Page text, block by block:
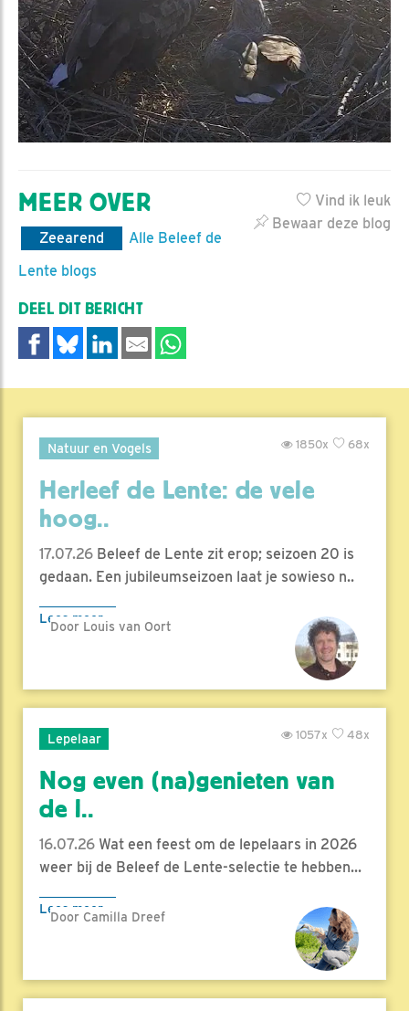
Vind ik leuk
Bewaar deze blog
MEER OVER
Zeearend
Alle Beleef de
Lente blogs
DEEL DIT BERICHT
Natuur en Vogels 68x
1850x
Herleef de Lente: de vele
hoog..
17.07.26 Beleef de Lente zit erop; seizoen 20 is
gedaan. Een jubileumseizoen laat je sowieso n..
Lees meer
Door Louis van Oort
Lepelaar 48x
1057x
Nog even (na)genieten van
de l..
16.07.26 Wat een feest om de lepelaars in 2026
weer bij de Beleef de Lente-selectie te hebben...
Lees meer
Door Camilla Dreef